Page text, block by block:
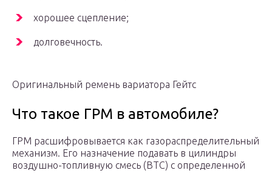
хорошее сцепление;
долговечность.
Оригинальный ремень вариатора Гейтс
Что такое ГРМ в автомобиле?
ГРМ расшифровывается как газораспределительный
механизм. Его назначение подавать в цилиндры
воздушно-топливную смесь (ВТС) с определенной